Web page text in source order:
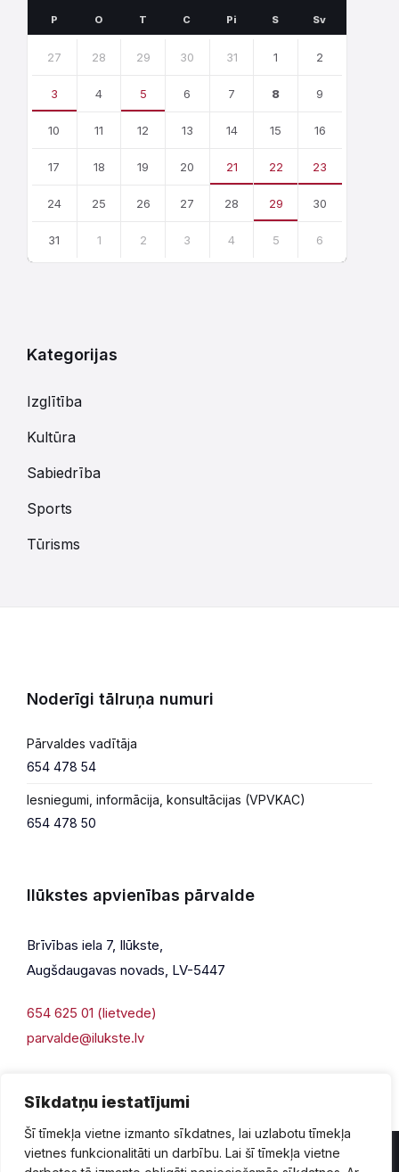
Sīkdatņu iestatījumi
Šī tīmekļa vietne izmanto sīkdatnes, lai uzlabotu tīmekļa
vietnes funkcionalitāti un darbību. Lai šī tīmekļa vietne
Mēnesis
P O T C Pi S Sv
calendar
27 28 29 30 31 1 2
3 4 5 6 7 8 9
10 11 12 13 14 15 16
17 18 19 20 21 22 23
24 25 26 27 28 29 30
31 1 2 3 4 5 6
Kategorijas
Izglītība
Kultūra
Sabiedrība
Sports
Tūrisms
Noderīgi tālruņa numuri
Pārvaldes vadītāja
654 478 54
Iesniegumi, informācija, konsultācijas (VPVKAC)
654 478 50
Ilūkstes apvienības pārvalde
Brīvības iela 7, Ilūkste,
Augšdaugavas novads, LV-5447
654 625 01 (lietvede)
parvalde@ilukste.lv